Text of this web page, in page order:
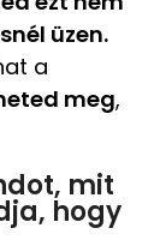
üzen.
a
meg,
mit
hogy